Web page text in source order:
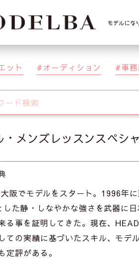
ット オーディション 事
・メンズレッスンスペ
阪でモデルをスタート。1996年
た静・しなやかな強さを武器に
る事を証明してきた。現在、
ての実績に基づいたスキル、モデ
定評がある。